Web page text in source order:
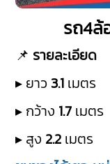
รถ4ล้
📌 รายละเอียด
▸ ยาว 3.1 เมตร
▸ กว้าง 1.7 เมตร
▸ สูง 2.2 เมตร